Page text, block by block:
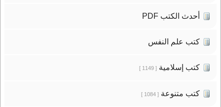
أحدث الكتب PDF
كتب علم النفس
كتب إسلامية[ 1149 ]
كتب متنوعة[ 1084 ]